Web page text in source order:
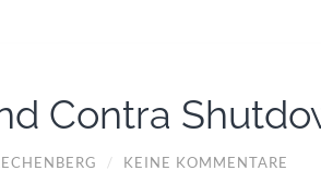
Contra
/ KEINE KOMMENTARE